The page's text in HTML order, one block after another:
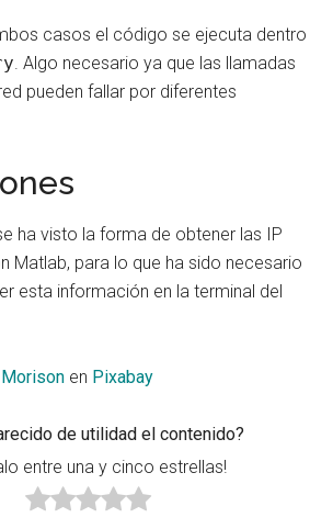
casos el código se ejecuta dentro
. Algo necesario ya que las llamadas
pueden fallar por diferentes
ha visto la forma de obtener las IP
Matlab, para lo que ha sido necesario
esta información en la terminal del
en Pixabay
de utilidad el contenido?
entre una y cinco estrellas!